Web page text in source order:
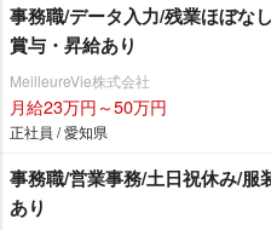
事務職/データ入力/残業ほぼな
賞与・昇給あり
MeilleureVie株式会社
月給23万円～50万円
正社員 / 愛知県
事務職/営業事務/土日祝休み/服
あり